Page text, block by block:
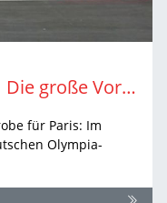
DM 2024 Braunschweig | Die große Vorschau auf die Entscheidungen der Frauen
für Paris: Im
Olympia-